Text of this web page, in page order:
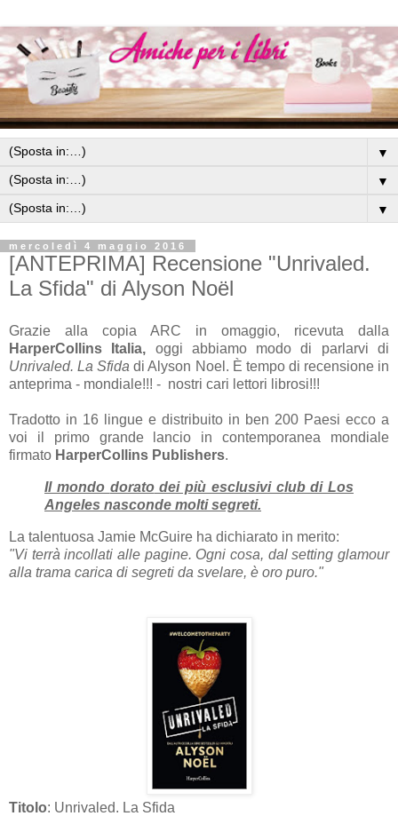
▼
▼
▼
mercoledì 4 maggio 2016
[ANTEPRIMA] Recensione "Unrivaled.
La Sfida" di Alyson Noël
Grazie alla copia ARC in omaggio, ricevuta dalla
HarperCollins Italia, oggi abbiamo modo di parlarvi di
Unrivaled. La Sfida di Alyson Noel. È tempo di recensione in
anteprima - mondiale!!! - nostri cari lettori librosi!!!
Tradotto in 16 lingue e distribuito in ben 200 Paesi ecco a
voi il primo grande lancio in contemporanea mondiale
firmato HarperCollins Publishers.
Il mondo doratodei più esclusivi club di Los
Angeles nasconde molti segreti.
La talentuosa Jamie McGuire ha dichiarato in merito:
"Vi terrà incollati alle pagine. Ogni cosa, dal setting glamour
alla trama carica di segreti da svelare, è oro puro."
Titolo: Unrivaled. La Sfida